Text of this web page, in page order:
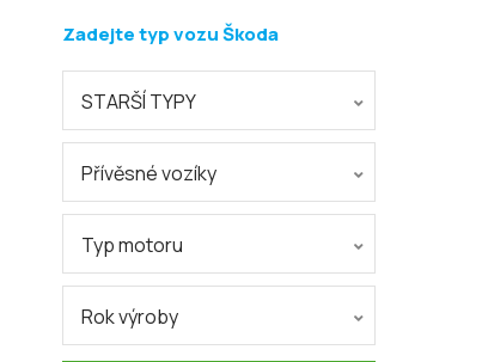
Zadejte typ vozu Škoda
STARŠÍ TYPY
Přívěsné vozíky
Typ motoru
Rok výroby